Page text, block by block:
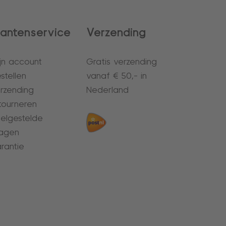
account
Verzending
Gratis verzending
vanaf € 50,- in
Nederland